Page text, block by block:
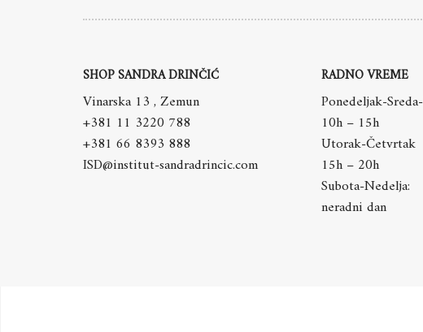
SHOP SANDRA DRINČIĆ
Vinarska 13 , Zemun
+381 11 3220 788
+381 66 8393 888
ISD@institut-sandradrincic.com
RADNO VREME
Ponedeljak-
10h – 15h
Utorak-Četvrtak
15h – 20h
Subota-Nedelja:
neradni dan